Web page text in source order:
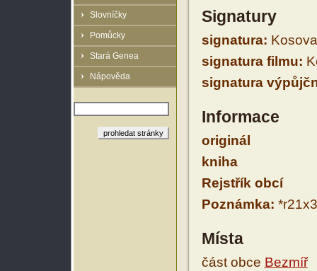
Slovníčky
Pomůcky
Stará Genea
Nápověda
Signatury
signatura:
signatura filmu:
signatura
Informace
originál
kniha
Rejstřík obcí
Poznámka:
Místa
část obce Bezmíř